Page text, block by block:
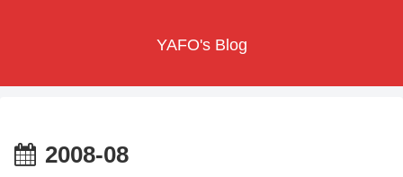
YAFO's Blog
2008-08